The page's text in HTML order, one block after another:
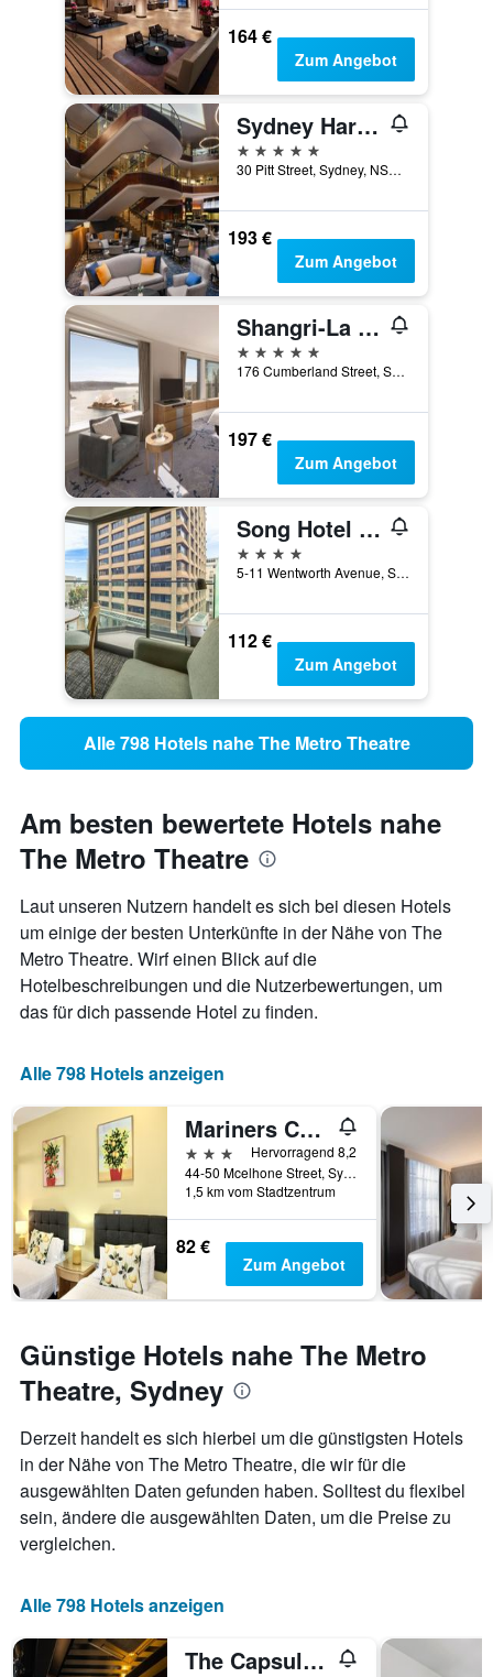
164 €
Zum Angebot
Sydney Harbour Marriott Hotel at Circular Quay
5 Sterne
30 Pitt Street, Sydney, NSW, Australien
193 €
Zum Angebot
Shangri-La Sydney
5 Sterne
176 Cumberland Street, Sydney, NSW, Australien
197 €
Zum Angebot
Song Hotel Sydney
4 Sterne
5-11 Wentworth Avenue, Sydney, NSW, Australien
112 €
Zum Angebot
Alle 798 Hotels nahe The Metro Theatre
Am besten bewertete Hotels nahe
The Metro Theatre
Laut unseren Nutzern handelt es sich bei diesen Hotels
um einige der besten Unterkünfte in der Nähe von The
Metro Theatre. Wirf einen Blick auf die
Hotelbeschreibungen und die Nutzerbewertungen, um
das für dich passende Hotel zu finden.
Alle 798 Hotels anzeigen
Mariners Court Hotel Sydney
3 Sterne
Hervorragend 8,2
44-50 Mcelhone Street, Sydney, NSW, Australien
1,5 km vom Stadtzentrum
82 €
Zum Angebot
Günstige Hotels nahe The Metro
Theatre, Sydney
Derzeit handelt es sich hierbei um die günstigsten Hotels
in der Nähe von The Metro Theatre, die wir für die
ausgewählten Daten gefunden haben. Solltest du flexibel
sein, ändere die ausgewählten Daten, um die Preise zu
vergleichen.
Alle 798 Hotels anzeigen
The Capsule Hotel